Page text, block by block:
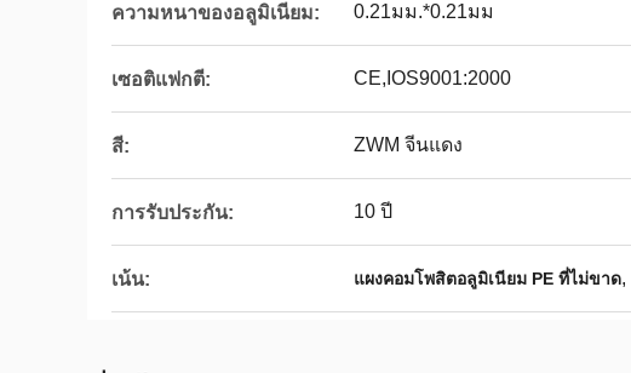
ความหนาของอลูมิเนียม: 0.21มม.*0.21มม
เซอติแฟกตี: CE,IOS9001:2000
สี: ZWM จีนแดง
การรับประกัน: 10 ปี
เน้น: แผงคอมโพสิตอลูมิเนียม PE ที่ไม่ขาด,